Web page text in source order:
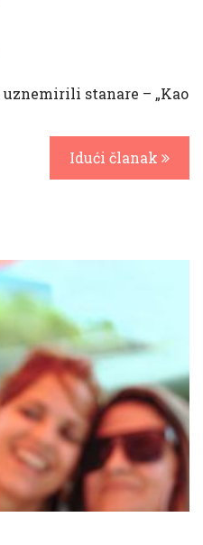
stanare – „Kao
Idući članak